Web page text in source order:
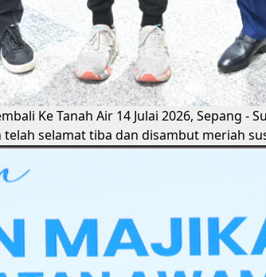
Ke Tanah Air14 Julai 2026, Sepang -
selamat tiba dan disambut meriah